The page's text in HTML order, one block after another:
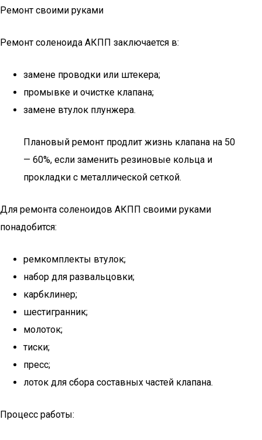
Ремонт своими руками
Ремонт соленоида АКПП заключается в:
замене проводки или штекера;
промывке и очистке клапана;
замене втулок плунжера.
Плановый ремонт продлит жизнь клапана на 50
— 60%, если заменить резиновые кольца и
прокладки с металлической сеткой.
Для ремонта соленоидов АКПП своими руками
понадобится:
ремкомплекты втулок;
набор для развальцовки;
карбклинер;
шестигранник;
молоток;
тиски;
пресс;
лоток для сбора составных частей клапана.
Процесс работы: